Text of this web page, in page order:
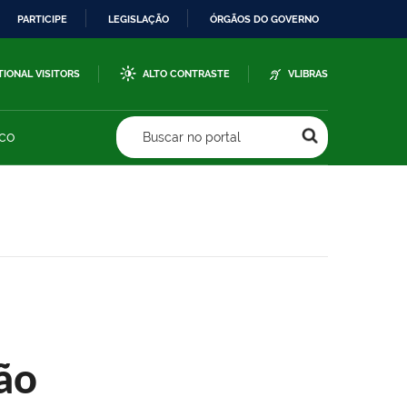
PARTICIPE LEGISLAÇÃO ÓRGÃOS DO GOVERNO
VISITORS ALTO CONTRASTE VLIBRAS
Buscar no portal